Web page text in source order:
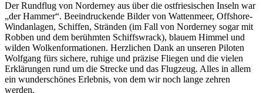
Der Rundflug von Norderney aus über die ostfriesischen Inseln war
„der Hammer“. Beeindruckende Bilder von Wattenmeer, Offshore-
Windanlagen, Schiffen, Stränden (im Fall von Norderney sogar mit
Robben und dem berühmten Schiffswrack), blauem Himmel und
wilden Wolkenformationen. Herzlichen Dank an unseren Piloten
Wolfgang fürs sichere, ruhige und präzise Fliegen und die vielen
Erklärungen rund um die Strecke und das Flugzeug. Alles in allem
ein wunderschönes Erlebnis, von dem wir noch lange zehren
werden.